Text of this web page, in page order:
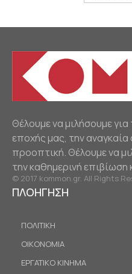
Θέλουμε να μιλήσουμε
εποχής μας, την αναγκαία
προοπτική. Θέλουμε να
την καθημερινή επιβίωση
© 2017 kommon.gr. All Rights
ΠΛΟΗΓΗΣΗ
ΠΟΛΙΤΙΚΗ
ΟΙΚΟΝΟΜΙΑ
ΕΡΓΑΤΙΚΟ ΚΙΝΗΜΑ